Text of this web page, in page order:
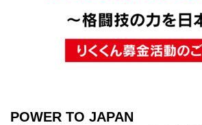
POWER TO JAPAN